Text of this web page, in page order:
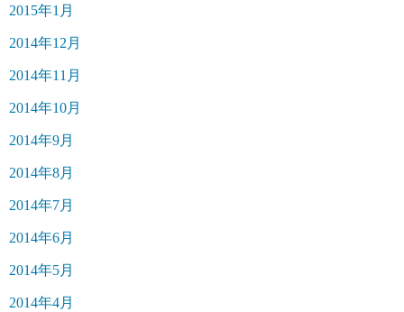
2015年1月
2014年12月
2014年11月
2014年10月
2014年9月
2014年8月
2014年7月
2014年6月
2014年5月
2014年4月